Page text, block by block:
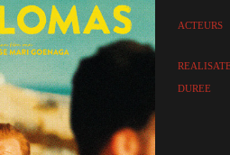
ACTEURS
DUREE